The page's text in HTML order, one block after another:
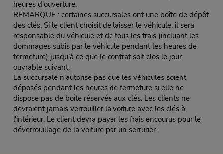
heures d'ouverture.
REMARQUE : certaines succursales ont une boîte de dépôt
des clés. Si le client choisit de laisser le véhicule, il sera
responsable du véhicule et de tous les frais (incluant les
dommages subis par le véhicule pendant les heures de
fermeture) jusqu’à ce que le contrat soit clos le jour
ouvrable suivant.
La succursale n'autorise pas que les véhicules soient
déposés pendant les heures de fermeture si elle ne
dispose pas de boîte réservée aux clés. Les clients ne
devraient jamais verrouiller la voiture avec les clés à
l'intérieur. Le client devra payer les frais encourus pour le
déverrouillage de la voiture par un serrurier.